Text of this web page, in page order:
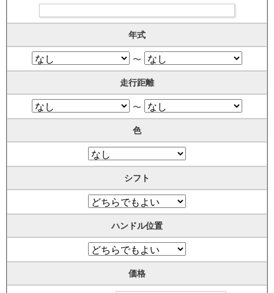
年式
〜
走行距離
〜
色
シフト
ハンドル位置
価格